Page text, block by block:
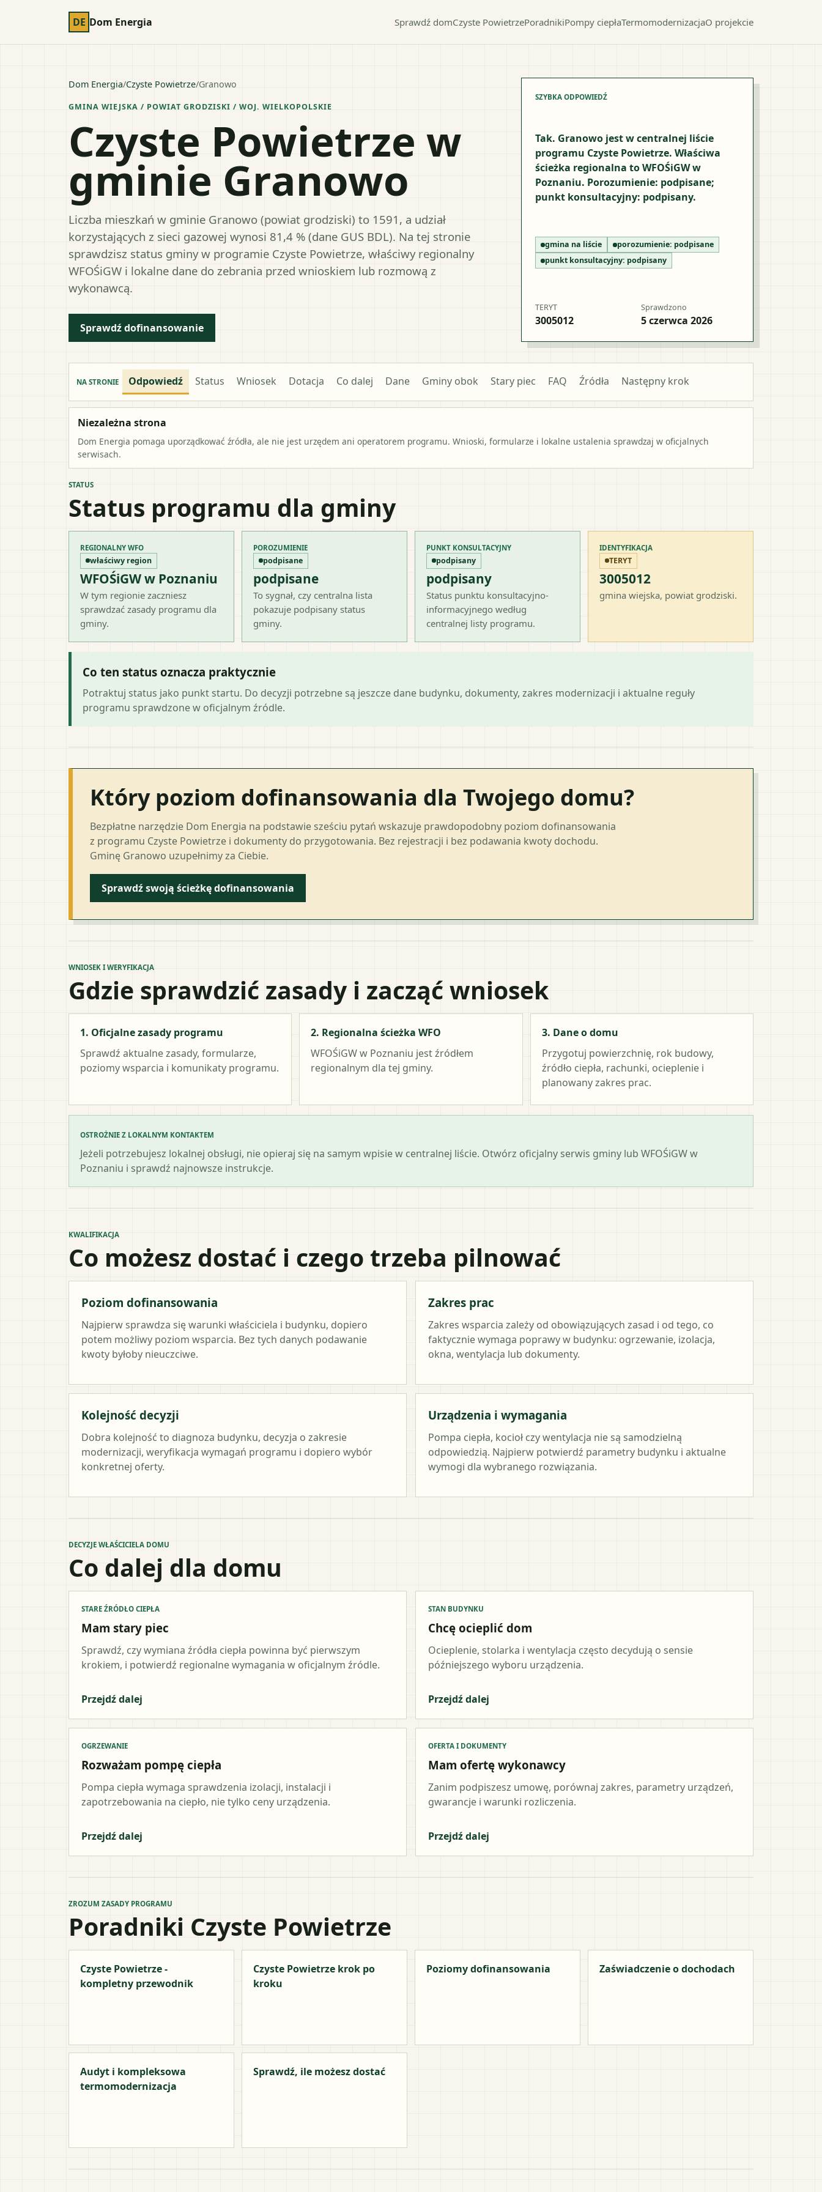
DE Dom Energia Sprawdź domCzyste PowietrzePoradnikiPompy ciepłaTermomodernizacjaO projekcie
Dom Energia/Czyste Powietrze/Granowo
GMINA WIEJSKA / POWIAT GRODZISKI / WOJ. WIELKOPOLSKIE
Czyste Powietrze w
gminie Granowo
Liczba mieszkań w gminie Granowo (powiat grodziski) to 1591, a udział
korzystających z sieci gazowej wynosi 81,4 % (dane GUS BDL). Na tej stronie
sprawdzisz status gminy w programie Czyste Powietrze, właściwy regionalny
WFOŚiGW i lokalne dane do zebrania przed wnioskiem lub rozmową z
wykonawcą.
Sprawdź dofinansowanie
SZYBKA ODPOWIEDŹ
Tak. Granowo jest w centralnej liście
programu Czyste Powietrze. Właściwa
ścieżka regionalna to WFOŚiGW w
Poznaniu. Porozumienie: podpisane;
punkt konsultacyjny: podpisany.
gmina na liście porozumienie: podpisane
punkt konsultacyjny: podpisany
TERYT
3005012
Sprawdzono
5 czerwca 2026
NA STRONIE Odpowiedź Status Wniosek Dotacja Co dalej Dane Gminy obok Stary piec FAQ Źródła Następny krok
Niezależna strona
Dom Energia pomaga uporządkować źródła, ale nie jest urzędem ani operatorem programu. Wnioski, formularze i lokalne ustalenia sprawdzaj w oficjalnych
serwisach.
STATUS
Status programu dla gminy
REGIONALNY WFO
właściwy region
WFOŚiGW w Poznaniu
W tym regionie zaczniesz
sprawdzać zasady programu dla
gminy.
POROZUMIENIE
podpisane
podpisane
To sygnał, czy centralna lista
pokazuje podpisany status
gminy.
PUNKT KONSULTACYJNY
podpisany
podpisany
Status punktu konsultacyjno-
informacyjnego według
centralnej listy programu.
IDENTYFIKACJA
TERYT
3005012
gmina wiejska, powiat grodziski.
Co ten status oznacza praktycznie
Potraktuj status jako punkt startu. Do decyzji potrzebne są jeszcze dane budynku, dokumenty, zakres modernizacji i aktualne reguły
programu sprawdzone w oficjalnym źródle.
Który poziom dofinansowania dla Twojego domu?
Bezpłatne narzędzie Dom Energia na podstawie sześciu pytań wskazuje prawdopodobny poziom dofinansowania
z programu Czyste Powietrze i dokumenty do przygotowania. Bez rejestracji i bez podawania kwoty dochodu.
Gminę Granowo uzupełnimy za Ciebie.
Sprawdź swoją ścieżkę dofinansowania
WNIOSEK I WERYFIKACJA
Gdzie sprawdzić zasady i zacząć wniosek
1. Oficjalne zasady programu
Sprawdź aktualne zasady, formularze,
poziomy wsparcia i komunikaty programu.
2. Regionalna ścieżka WFO
WFOŚiGW w Poznaniu jest źródłem
regionalnym dla tej gminy.
3. Dane o domu
Przygotuj powierzchnię, rok budowy,
źródło ciepła, rachunki, ocieplenie i
planowany zakres prac.
OSTROŻNIE Z LOKALNYM KONTAKTEM
Jeżeli potrzebujesz lokalnej obsługi, nie opieraj się na samym wpisie w centralnej liście. Otwórz oficjalny serwis gminy lub WFOŚiGW w
Poznaniu i sprawdź najnowsze instrukcje.
KWALIFIKACJA
Co możesz dostać i czego trzeba pilnować
Poziom dofinansowania
Najpierw sprawdza się warunki właściciela i budynku, dopiero
potem możliwy poziom wsparcia. Bez tych danych podawanie
kwoty byłoby nieuczciwe.
Zakres prac
Zakres wsparcia zależy od obowiązujących zasad i od tego, co
faktycznie wymaga poprawy w budynku: ogrzewanie, izolacja,
okna, wentylacja lub dokumenty.
Kolejność decyzji
Dobra kolejność to diagnoza budynku, decyzja o zakresie
modernizacji, weryfikacja wymagań programu i dopiero wybór
konkretnej oferty.
Urządzenia i wymagania
Pompa ciepła, kocioł czy wentylacja nie są samodzielną
odpowiedzią. Najpierw potwierdź parametry budynku i aktualne
wymogi dla wybranego rozwiązania.
DECYZJE WŁAŚCICIELA DOMU
Co dalej dla domu
STARE ŹRÓDŁO CIEPŁA
Mam stary piec
Sprawdź, czy wymiana źródła ciepła powinna być pierwszym
krokiem, i potwierdź regionalne wymagania w oficjalnym źródle.
Przejdź dalej
STAN BUDYNKU
Chcę ocieplić dom
Ocieplenie, stolarka i wentylacja często decydują o sensie
późniejszego wyboru urządzenia.
Przejdź dalej
OGRZEWANIE
Rozważam pompę ciepła
Pompa ciepła wymaga sprawdzenia izolacji, instalacji i
zapotrzebowania na ciepło, nie tylko ceny urządzenia.
Przejdź dalej
OFERTA I DOKUMENTY
Mam ofertę wykonawcy
Zanim podpiszesz umowę, porównaj zakres, parametry urządzeń,
gwarancje i warunki rozliczenia.
Przejdź dalej
ZROZUM ZASADY PROGRAMU
Poradniki Czyste Powietrze
Czyste Powietrze -
kompletny przewodnik
Czyste Powietrze krok po
kroku
Poziomy dofinansowania Zaświadczenie o dochodach
Audyt i kompleksowa
termomodernizacja
Sprawdź, ile możesz dostać